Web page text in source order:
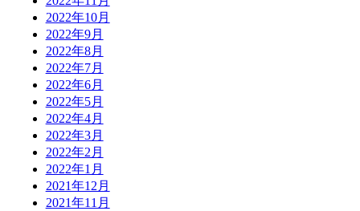
2022年10月
2022年9月
2022年8月
2022年7月
2022年6月
2022年5月
2022年4月
2022年3月
2022年2月
2022年1月
2021年12月
2021年11月